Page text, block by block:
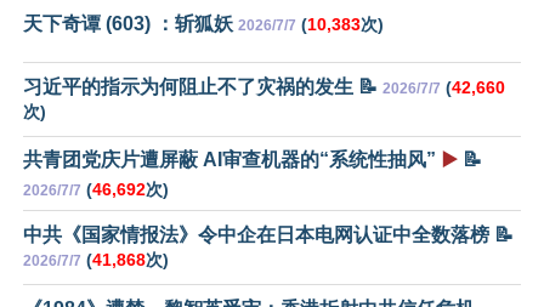
天下奇谭 (603) ：斩狐妖 2026/7/7 (10,383次)
习近平的指示为何阻止不了灾祸的发生 📝 2026/7/7 (42,660
次)
共青团党庆片遭屏蔽 AI审查机器的“系统性抽风” ▶️ 📝
2026/7/7 (46,692次)
中共《国家情报法》令中企在日本电网认证中全数落榜 📝
2026/7/7 (41,868次)